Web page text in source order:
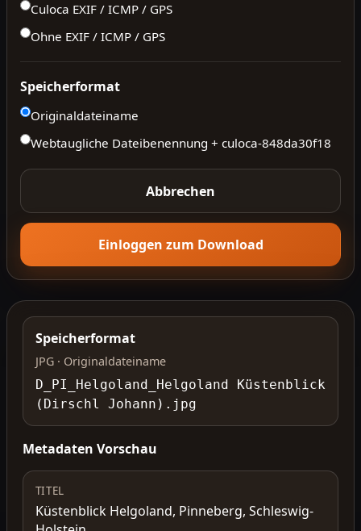
Culoca EXIF / ICMP / GPS
Ohne EXIF / ICMP / GPS
Speicherformat
Originaldateiname
Webtaugliche Dateibenennung + culoca-848da30f18
Abbrechen
Einloggen zum Download
Speicherformat
JPG · Originaldateiname
D_PI_Helgoland_Helgoland Küstenblick
(Dirschl Johann).jpg
Metadaten Vorschau
TITEL
Küstenblick Helgoland, Pinneberg, Schleswig-